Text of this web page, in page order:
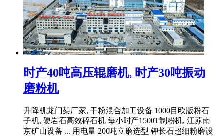
时产40吨高压辊磨机, 时产30吨振动
磨粉机
升降机龙门架厂家, 干粉混合加工设备 1000目欧版粉石
子机, 硬岩石高效碎石机 每小时产1500T制粉机, 江苏南
京矿山设备 ... 用电量 200吨立磨选型 钾长石超细粉磨设